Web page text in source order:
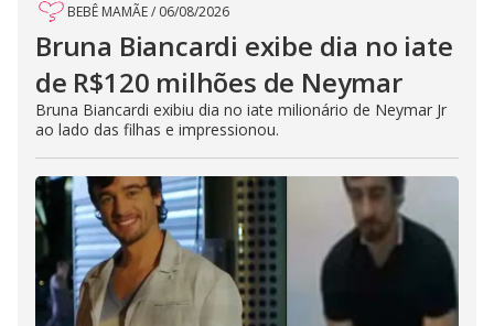
BEBÊ MAMÃE/ 06/08/2026
Bruna Biancardi exibe dia no iate
de R$120 milhões de Neymar
Bruna Biancardi exibiu dia no iate milionário de Neymar Jr
ao lado das filhas e impressionou.